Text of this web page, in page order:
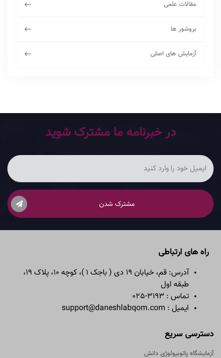
مقالات علمی
بروشور ها
آزمایش های اصلی
در خبرنامه ما مشترک شوید
مشترک شدن
راه های ارتباطی
آدرس: قم، خیابان 19 دی ( باجک 1 )، کوچه 10، پلاک 19،
طبقه اول
تماس : 3193-025
ایمیل : support@daneshlabqom.com
دسترسی سریع
آزمایشگاه پاتوبیولوژی دانش